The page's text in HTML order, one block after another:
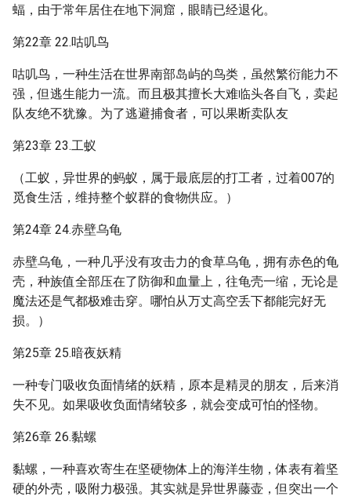
蝠，由于常年居住在地下洞窟，眼睛已经退化。
第22章 22.咕叽鸟
咕叽鸟，一种生活在世界南部岛屿的鸟类，虽然繁衍能力不
强，但逃生能力一流。而且极其擅长大难临头各自飞，卖起
队友绝不犹豫。为了逃避捕食者，可以果断卖队友
第23章 23.工蚁
（工蚁，异世界的蚂蚁，属于最底层的打工者，过着007的
觅食生活，维持整个蚁群的食物供应。）
第24章 24.赤壁乌龟
赤壁乌龟，一种几乎没有攻击力的食草乌龟，拥有赤色的龟
壳，种族值全部压在了防御和血量上，往龟壳一缩，无论是
魔法还是气都极难击穿。哪怕从万丈高空丢下都能完好无
损。）
第25章 25.暗夜妖精
一种专门吸收负面情绪的妖精，原本是精灵的朋友，后来消
失不见。如果吸收负面情绪较多，就会变成可怕的怪物。
第26章 26.黏螺
黏螺，一种喜欢寄生在坚硬物体上的海洋生物，体表有着坚
硬的外壳，吸附力极强。其实就是异世界藤壶，但突出一个